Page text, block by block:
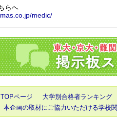
TOPページ 大学別合格者ランキング
本企画の取材にご協力いただける学校